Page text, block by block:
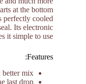
at the bottom,
cooled.
Its electronic
it simple to use.
Features:
mix
last drop